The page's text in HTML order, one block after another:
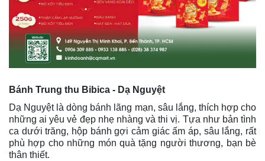
Bánh Trung thu Bibica - Dạ Nguyệt
Dạ Nguyệt là dòng bánh lãng mạn, sâu lắng, thích hợp cho
những ai yêu vẻ đẹp nhẹ nhàng và thi vị. Tựa như bản tình
ca dưới trăng, hộp bánh gợi cảm giác ấm áp, sâu lắng, rất
phù hợp cho những món quà tặng người thương, bạn bè
thân thiết.